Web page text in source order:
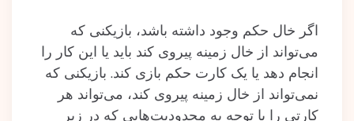
اگر خال حکم وجود داشته باشد، بازیکنی که
می‌تواند از خال زمینه پیروی کند باید یا این کار را
انجام دهد یا یک کارت حکم بازی کند. بازیکنی که
نمی‌تواند از خال زمینه پیروی کند، می‌تواند هر
کارتی را با توجه به محدودیت‌هایی که در زیر